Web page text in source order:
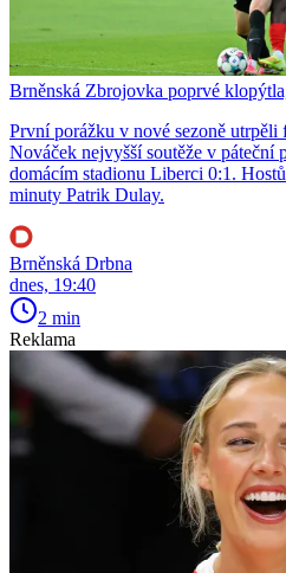
Brněnská Zbrojovka poprvé
První porážku v nové sezoně
Nováček nejvyšší soutěže v páteční
domácím stadionu Liberci 0:1.
minuty Patrik Dulay.
Brněnská Drbna
dnes, 19:40
2 min
Reklama